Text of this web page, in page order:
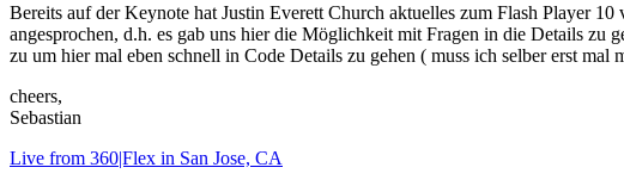
Bereits auf der Keynote hat Justin Everett Church aktuelles zum Flash Player
angesprochen, d.h. es gab uns hier die Möglichkeit mit Fragen in die Details
zu um hier mal eben schnell in Code Details zu gehen ( muss ich selber erst mal
cheers,
Sebastian
Live from 360|Flex in San Jose, CA